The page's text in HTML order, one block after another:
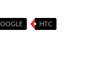
HTC